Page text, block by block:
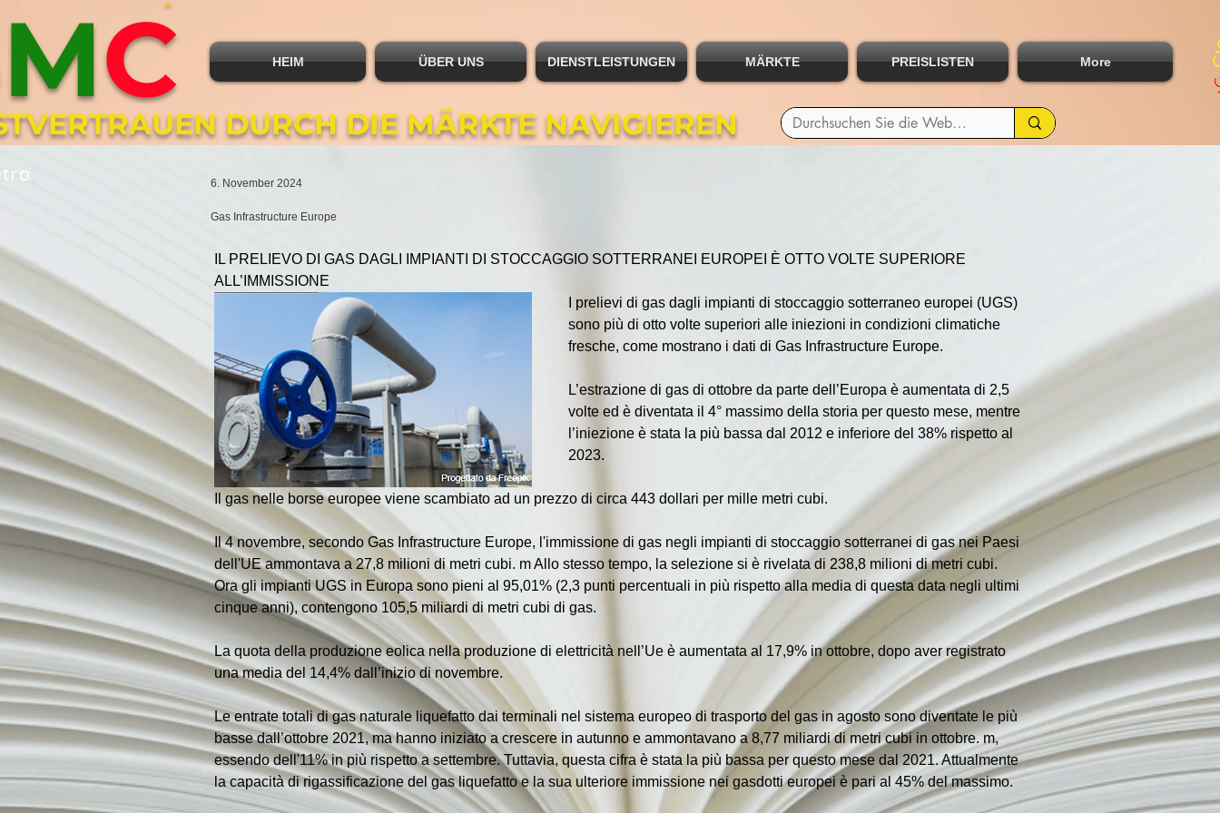
DURCH DIE MÄRKTE NAVIGIEREN
MC HEIM ÜBER UNS DIENSTLEISTUNGEN MÄRKTE PREISLISTEN More
6. November 2024
Gas Infrastructure Europe
IL PRELIEVO DI GAS DAGLI IMPIANTI DI STOCCAGGIO SOTTERRANEI EUROPEI È OTTO VOLTE SUPERIORE
ALL’IMMISSIONE
I prelievi di gas dagli impianti di stoccaggio sotterraneo europei (UGS)
sono più di otto volte superiori alle iniezioni in condizioni climatiche
fresche, come mostrano i dati di Gas Infrastructure Europe.
L’estrazione di gas di ottobre da parte dell’Europa è aumentata di 2,5
volte ed è diventata il 4° massimo della storia per questo mese, mentre
l’iniezione è stata la più bassa dal 2012 e inferiore del 38% rispetto al
2023.
Il gas nelle borse europee viene scambiato ad un prezzo di circa 443 dollari per mille metri cubi.
Il 4 novembre, secondo Gas Infrastructure Europe, l'immissione di gas negli impianti di stoccaggio sotterranei di gas nei Paesi
dell'UE ammontava a 27,8 milioni di metri cubi. m Allo stesso tempo, la selezione si è rivelata di 238,8 milioni di metri cubi.
Ora gli impianti UGS in Europa sono pieni al 95,01% (2,3 punti percentuali in più rispetto alla media di questa data negli ultimi
cinque anni), contengono 105,5 miliardi di metri cubi di gas.
La quota della produzione eolica nella produzione di elettricità nell’Ue è aumentata al 17,9% in ottobre, dopo aver registrato
una media del 14,4% dall’inizio di novembre.
Le entrate totali di gas naturale liquefatto dai terminali nel sistema europeo di trasporto del gas in agosto sono diventate le più
basse dall’ottobre 2021, ma hanno iniziato a crescere in autunno e ammontavano a 8,77 miliardi di metri cubi in ottobre. m,
essendo dell'11% in più rispetto a settembre. Tuttavia, questa cifra è stata la più bassa per questo mese dal 2021. Attualmente
la capacità di rigassificazione del gas liquefatto e la sua ulteriore immissione nei gasdotti europei è pari al 45% del massimo.